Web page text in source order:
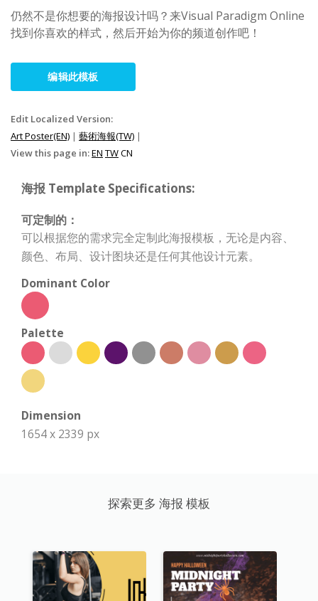
仍然不是你想要的海报设计吗？来Visual Paradigm Online
找到你喜欢的样式，然后开始为你的频道创作吧！
编辑此模板
Edit Localized Version:
Art Poster(EN) | 藝術海報(TW) |
View this page in:EN TWCN
海报 Template Specifications:
可定制的：
可以根据您的需求完全定制此海报模板，无论是内容、
颜色、布局、设计图块还是任何其他设计元素。
Dominant Color
Palette
Dimension
1654 x 2339 px
探索更多 海报 模板